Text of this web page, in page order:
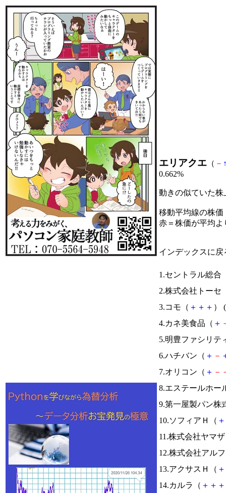
エリアクエ （ －
0.662%
動きの似ていた
移動平均線の株価
赤＝株価が平均
インデックスに戻
1.セントラル総合
2.株式会社トーセ
3.コモ（ ＋ ＋ ＋ ） (
4.カネ美食品（ ＋
5.明豊ファシリテ
6.ハチバン（ ＋ －
7.オリコン（ ＋ －
8.エステールホー
9.第一屋製パン株
10.ソフィアＨ（ ＋
11.株式会社ヤマ
12.株式会社アル
13.アクサスＨ（ ＋
14.カルラ（ ＋ ＋ ＋